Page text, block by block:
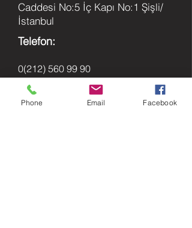
Caddesi No:5 İç Kapı No:1 Şişli/
İstanbul
Telefon:
0(212) 560 99 90
E-Posta:
Phone Email Facebook